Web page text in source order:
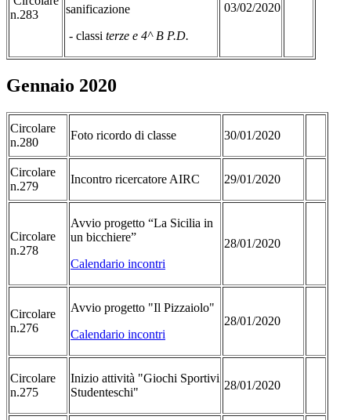
n.283
sanificazione
- classi terze e 4^ B P.D.
03/02/2020
Gennaio 2020
Circolare
n.280
Foto ricordo di classe 30/01/2020
Circolare
n.279
Incontro ricercatore AIRC 29/01/2020
Circolare
n.278
Avvio progetto “La Sicilia in
un bicchiere”
Calendario incontri
28/01/2020
Circolare
n.276
Avvio progetto "Il Pizzaiolo"
Calendario incontri
28/01/2020
Circolare
n.275
Inizio attività "Giochi Sportivi
Studenteschi"
28/01/2020